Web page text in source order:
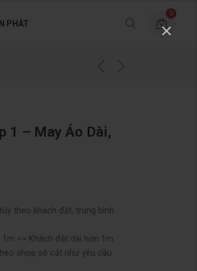
×
PHÁT
0
1 – May Áo Dài,
theo khách đặt, trung bình
=> Khách đặt dài hơn 1m
shop sẽ cắt như yêu cầu